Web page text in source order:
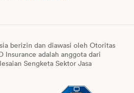
berizin dan diawasi oleh Otoritas
Insurance adalah anggota dari
Sengketa Sektor Jasa